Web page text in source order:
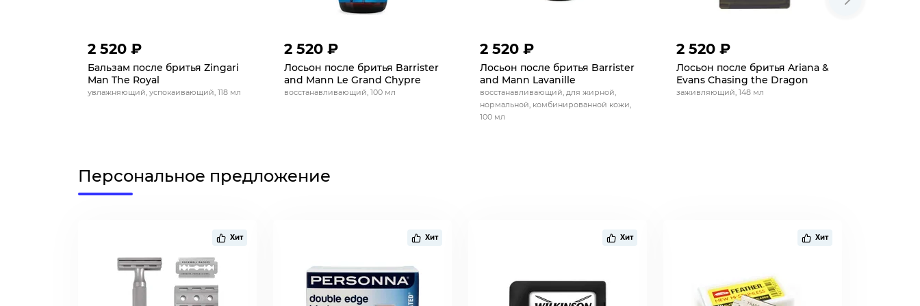
2 520 ₽
Бальзам после бритья Zingari
Man The Royal
увлажняющий, успокаивающий, 118 мл
2 520 ₽
Лосьон после бритья Barrister
and Mann Le Grand Chypre
восстанавливающий, 100 мл
2 520 ₽
Лосьон после бритья Barrister
and Mann Lavanille
восстанавливающий, для жирной,
нормальной, комбинированной кожи,
100 мл
2 520 ₽
Лосьон после бритья Ariana &
Evans Chasing the Dragon
заживляющий, 148 мл
Персональное предложение
Хит Хит Хит Хит